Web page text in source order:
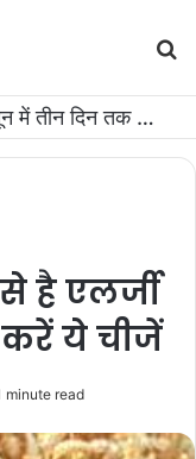
Monsoon Health Tips: मानसून में तीन दिन तक बुखार रहने पर कराएं ये जरूरी टेस्ट
है एलर्जी
करें ये चीजें
minute read